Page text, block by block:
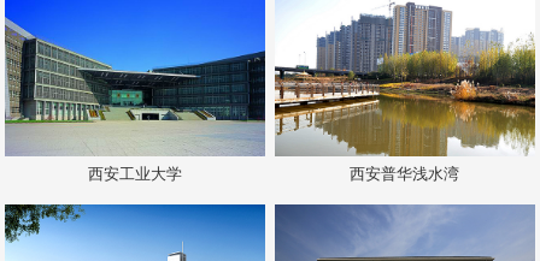
西安工业大学 西安普华浅水湾